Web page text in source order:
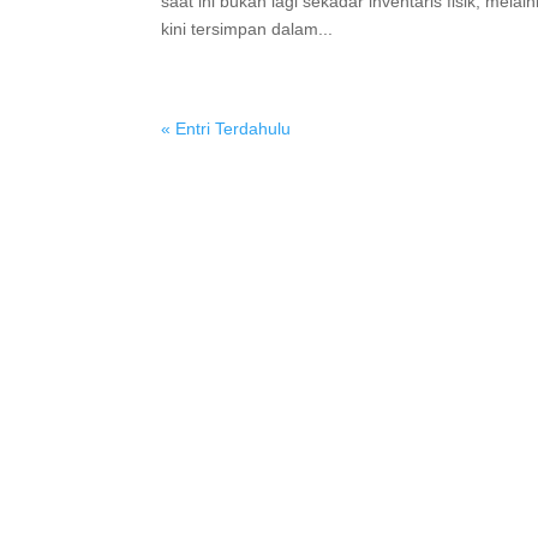
kini tersimpan dalam...
« Entri Terdahulu